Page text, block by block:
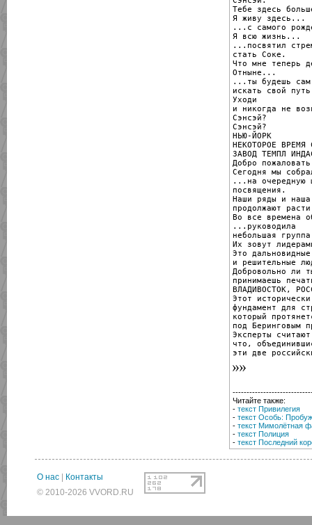
Тебе здесь
Я живу здесь...
...с самого
Я всю жизнь...
...посвятил
стать Соке.
Что мне теперь
Отныне...
...ты будешь сам
искать свой
Уходи
и никогда не
Сэнсэй?
Сэнсэй?
НЬЮ-ЙОРК
НЕКОТОРОЕ ВРЕМЯ
ЗАВОД ТЕМПЛ
Добро
Сегодня мы
...на очередную
посвящения.
Наши ряды и
продолжают
Во все времена
...руководила
небольшая
Их зовут
Это дальновидные
и решительные
Добровольно ли
принимаешь
ВЛАДИВОСТОК,
Этот
фундамент для
который
под Беринговым
Эксперты
что,
эти две
Читайте также:
- текст Привилегия
- текст Особь:
- текст Мимолётная
- текст Полиция
- текст Последний
О нас
Контакты
© 2010-2026 VVORD.RU